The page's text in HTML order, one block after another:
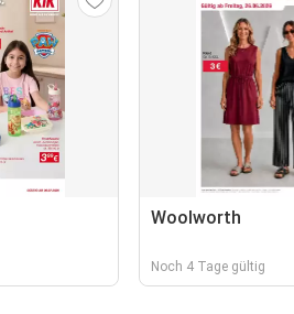
Woolworth
Noch 4 Tage gültig